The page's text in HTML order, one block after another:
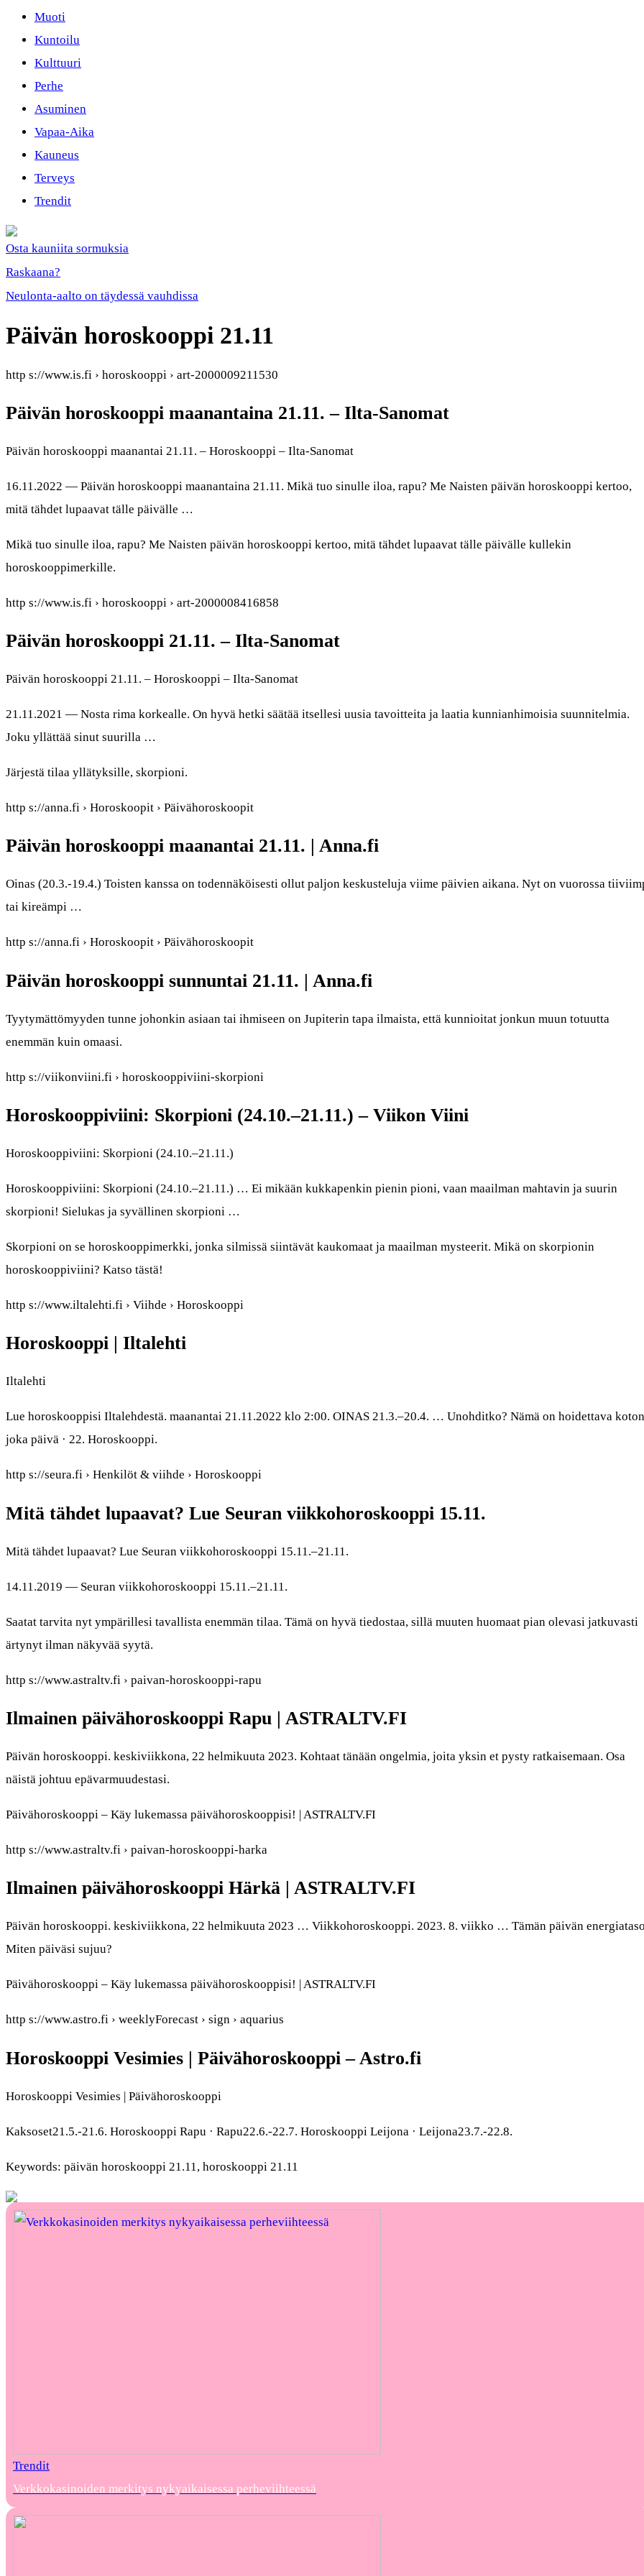
Muoti
Kuntoilu
Kulttuuri
Perhe
Asuminen
Vapaa-Aika
Kauneus
Terveys
Trendit
Osta kauniita sormuksia
Raskaana?
Neulonta-aalto on täydessä vauhdissa
Päivän horoskooppi 21.11
http s://www.is.fi › horoskooppi › art-2000009211530
Päivän horoskooppi maanantaina 21.11. – Ilta-Sanomat
Päivän horoskooppi maanantai 21.11. – Horoskooppi – Ilta-Sanomat
16.11.2022 — Päivän horoskooppi maanantaina 21.11. Mikä tuo sinulle iloa, rapu? Me Naisten päivän horoskooppi kertoo,
mitä tähdet lupaavat tälle päivälle …
Mikä tuo sinulle iloa, rapu? Me Naisten päivän horoskooppi kertoo, mitä tähdet lupaavat tälle päivälle kullekin
horoskooppimerkille.
http s://www.is.fi › horoskooppi › art-2000008416858
Päivän horoskooppi 21.11. – Ilta-Sanomat
Päivän horoskooppi 21.11. – Horoskooppi – Ilta-Sanomat
21.11.2021 — Nosta rima korkealle. On hyvä hetki säätää itsellesi uusia tavoitteita ja laatia kunnianhimoisia suunnitelmia.
Joku yllättää sinut suurilla …
Järjestä tilaa yllätyksille, skorpioni.
http s://anna.fi › Horoskoopit › Päivähoroskoopit
Päivän horoskooppi maanantai 21.11. | Anna.fi
Oinas (20.3.-19.4.) Toisten kanssa on todennäköisesti ollut paljon keskusteluja viime päivien aikana. Nyt on vuorossa
tai kireämpi …
http s://anna.fi › Horoskoopit › Päivähoroskoopit
Päivän horoskooppi sunnuntai 21.11. | Anna.fi
Tyytymättömyyden tunne johonkin asiaan tai ihmiseen on Jupiterin tapa ilmaista, että kunnioitat jonkun muun totuutta
enemmän kuin omaasi.
http s://viikonviini.fi › horoskooppiviini-skorpioni
Horoskooppiviini: Skorpioni (24.10.–21.11.) – Viikon Viini
Horoskooppiviini: Skorpioni (24.10.–21.11.)
Horoskooppiviini: Skorpioni (24.10.–21.11.) … Ei mikään kukkapenkin pienin pioni, vaan maailman mahtavin ja suurin
skorpioni! Sielukas ja syvällinen skorpioni …
Skorpioni on se horoskooppimerkki, jonka silmissä siintävät kaukomaat ja maailman mysteerit. Mikä on skorpionin
horoskooppiviini? Katso tästä!
http s://www.iltalehti.fi › Viihde › Horoskooppi
Horoskooppi | Iltalehti
Iltalehti
Lue horoskooppisi Iltalehdestä. maanantai 21.11.2022 klo 2:00. OINAS 21.3.–20.4. … Unohditko? Nämä on hoidettava
joka päivä · 22. Horoskooppi.
http s://seura.fi › Henkilöt & viihde › Horoskooppi
Mitä tähdet lupaavat? Lue Seuran viikkohoroskooppi 15.11.
Mitä tähdet lupaavat? Lue Seuran viikkohoroskooppi 15.11.–21.11.
14.11.2019 — Seuran viikkohoroskooppi 15.11.–21.11.
Saatat tarvita nyt ympärillesi tavallista enemmän tilaa. Tämä on hyvä tiedostaa, sillä muuten huomaat pian olevasi jatkuvasti
ärtynyt ilman näkyvää syytä.
http s://www.astraltv.fi › paivan-horoskooppi-rapu
Ilmainen päivähoroskooppi Rapu | ASTRALTV.FI
Päivän horoskooppi. keskiviikkona, 22 helmikuuta 2023. Kohtaat tänään ongelmia, joita yksin et pysty ratkaisemaan. Osa
näistä johtuu epävarmuudestasi.
Päivähoroskooppi – Käy lukemassa päivähoroskooppisi! | ASTRALTV.FI
http s://www.astraltv.fi › paivan-horoskooppi-harka
Ilmainen päivähoroskooppi Härkä | ASTRALTV.FI
Päivän horoskooppi. keskiviikkona, 22 helmikuuta 2023 … Viikkohoroskooppi. 2023. 8. viikko … Tämän päivän
Miten päiväsi sujuu?
Päivähoroskooppi – Käy lukemassa päivähoroskooppisi! | ASTRALTV.FI
http s://www.astro.fi › weeklyForecast › sign › aquarius
Horoskooppi Vesimies | Päivähoroskooppi – Astro.fi
Horoskooppi Vesimies | Päivähoroskooppi
Kaksoset21.5.-21.6. Horoskooppi Rapu · Rapu22.6.-22.7. Horoskooppi Leijona · Leijona23.7.-22.8.
Keywords: päivän horoskooppi 21.11, horoskooppi 21.11
Trendit
Verkkokasinoiden merkitys nykyaikaisessa perheviihteessä